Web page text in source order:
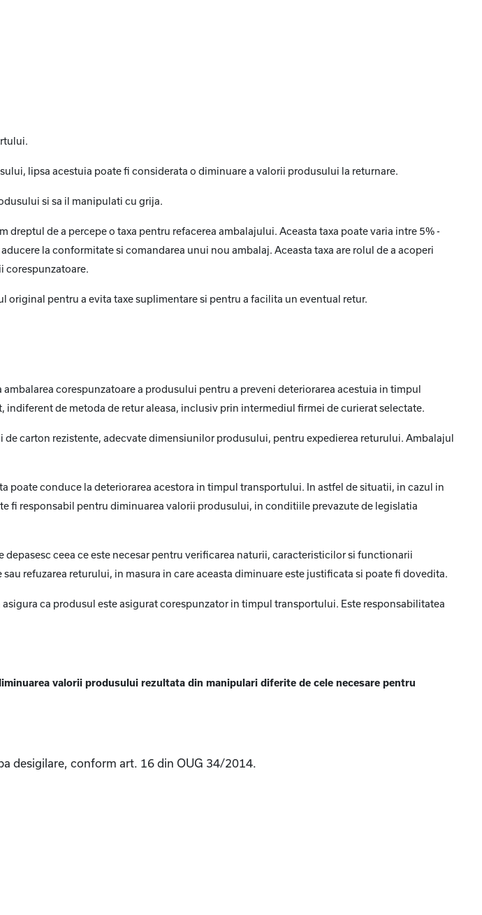
lipsa acestuia poate fi considerata o diminuare a valorii produsului la returnare.
si sa il manipulati cu grija.
de a percepe o taxa pentru refacerea ambalajului. Aceasta taxa poate varia intre 5% -
la conformitate si comandarea unui nou ambalaj. Aceasta taxa are rolul de a acoperi
corespunzatoare.
original pentru a evita taxe suplimentare si pentru a facilita un eventual retur.
corespunzatoare a produsului pentru a preveni deteriorarea acestuia in timpul
de metoda de retur aleasa, inclusiv prin intermediul firmei de curierat selectate.
carton rezistente, adecvate dimensiunilor produsului, pentru expedierea returului. Ambalajul
conduce la deteriorarea acestora in timpul transportului. In astfel de situatii, in cazul in
fi responsabil pentru diminuarea valorii produsului, in conditiile prevazute de legislatia
ceea ce este necesar pentru verificarea naturii, caracteristicilor si functionarii
refuzarea returului, in masura in care aceasta diminuare este justificata si poate fi dovedita.
ca produsul este asigurat corespunzator in timpul transportului. Este responsabilitatea
valorii produsului rezultata din manipulari diferite de cele necesare pentru
desigilare, conform art. 16 din OUG 34/2014.